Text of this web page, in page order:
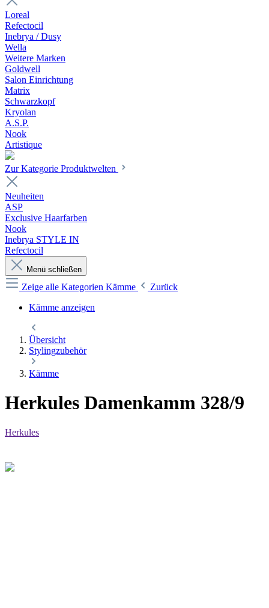
Loreal
Refectocil
Inebrya / Dusy
Wella
Weitere Marken
Goldwell
Salon Einrichtung
Matrix
Schwarzkopf
Kryolan
A.S.P.
Nook
Artistique
Zur Kategorie Produktwelten
Neuheiten
ASP
Exclusive Haarfarben
Nook
Inebrya STYLE IN
Refectocil
Menü schließen
Zeige alle Kategorien Kämme
Zurück
Kämme anzeigen
Übersicht
Stylingzubehör
Kämme
Herkules Damenkamm 328/9
Herkules